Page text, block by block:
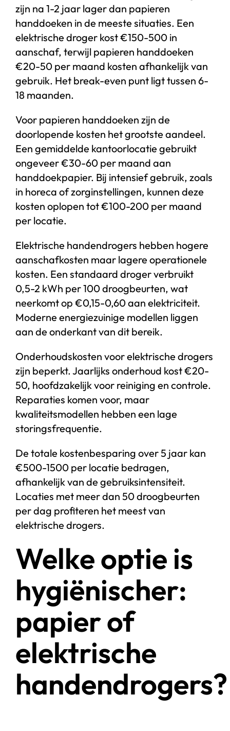
zijn na 1-2 jaar lager dan papieren
handdoeken in de meeste situaties. Een
elektrische droger kost €150-500 in
aanschaf, terwijl papieren handdoeken
€20-50 per maand kosten afhankelijk van
gebruik. Het break-even punt ligt tussen 6-
18 maanden.
Voor papieren handdoeken zijn de
doorlopende kosten het grootste aandeel.
Een gemiddelde kantoorlocatie gebruikt
ongeveer €30-60 per maand aan
handdoekpapier. Bij intensief gebruik, zoals
in horeca of zorginstellingen, kunnen deze
kosten oplopen tot €100-200 per maand
per locatie.
Elektrische handendrogers hebben hogere
aanschafkosten maar lagere operationele
kosten. Een standaard droger verbruikt
0,5-2 kWh per 100 droogbeurten, wat
neerkomt op €0,15-0,60 aan elektriciteit.
Moderne energiezuinige modellen liggen
aan de onderkant van dit bereik.
Onderhoudskosten voor elektrische drogers
zijn beperkt. Jaarlijks onderhoud kost €20-
50, hoofdzakelijk voor reiniging en controle.
Reparaties komen voor, maar
kwaliteitsmodellen hebben een lage
storingsfrequentie.
De totale kostenbesparing over 5 jaar kan
€500-1500 per locatie bedragen,
afhankelijk van de gebruiksintensiteit.
Locaties met meer dan 50 droogbeurten
per dag profiteren het meest van
elektrische drogers.
Welke optie is
hygiënischer:
papier of
elektrische
handendrogers?